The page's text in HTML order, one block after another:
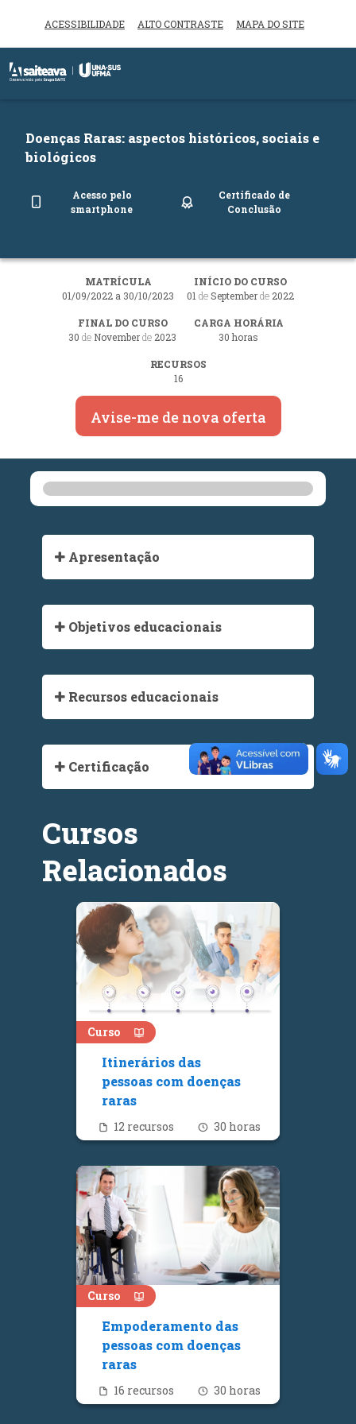
ACESSIBILIDADE ALTO CONTRASTE MAPA DO SITE
Inicio do menu
Doenças Raras: aspectos históricos, sociais e
biológicos
Acesso pelo
smartphone
Certificado de
Conclusão
MATRÍCULA
01/09/2022 a 30/10/2023
INÍCIO DO CURSO
01 deSeptemberde 2022
FINAL DO CURSO
30 de Novemberde 2023
CARGA HORÁRIA
30 horas
RECURSOS
16
Avise-me de nova oferta
Apresentação
Objetivos educacionais
Recursos educacionais
Certificação
Cursos
Relacionados
Curso
Itinerários das
pessoas com doenças
raras
12 recursosQuantidade de recursos
30 horas
Curso
Empoderamento das
pessoas com doenças
raras
16 recursosQuantidade de recursos
30 horas